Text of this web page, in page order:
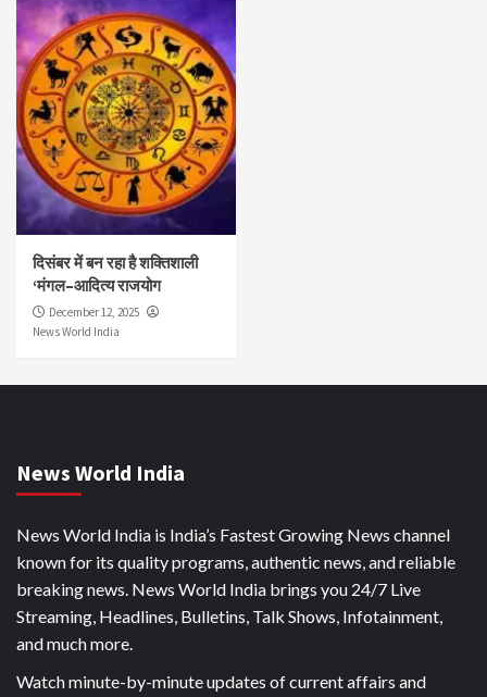
दिसंबर में बन रहा है शक्तिशाली
‘मंगल–आदित्य राजयोग
December 12, 2025
News World India
News World India
News World India is India’s Fastest Growing News channel
known for its quality programs, authentic news, and reliable
breaking news. News World India brings you 24/7 Live
Streaming, Headlines, Bulletins, Talk Shows, Infotainment,
and much more.
Watch minute-by-minute updates of current affairs and